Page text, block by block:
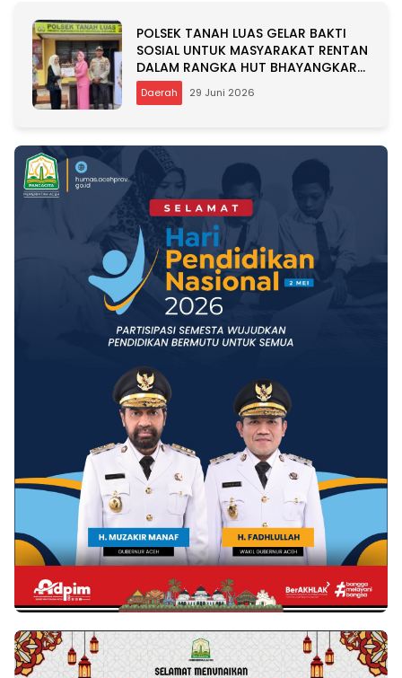
POLSEK TANAH LUAS GELAR BAKTI
SOSIAL UNTUK MASYARAKAT RENTAN
DALAM RANGKA HUT BHAYANGKARA
KE-80
Daerah 29 Juni 2026